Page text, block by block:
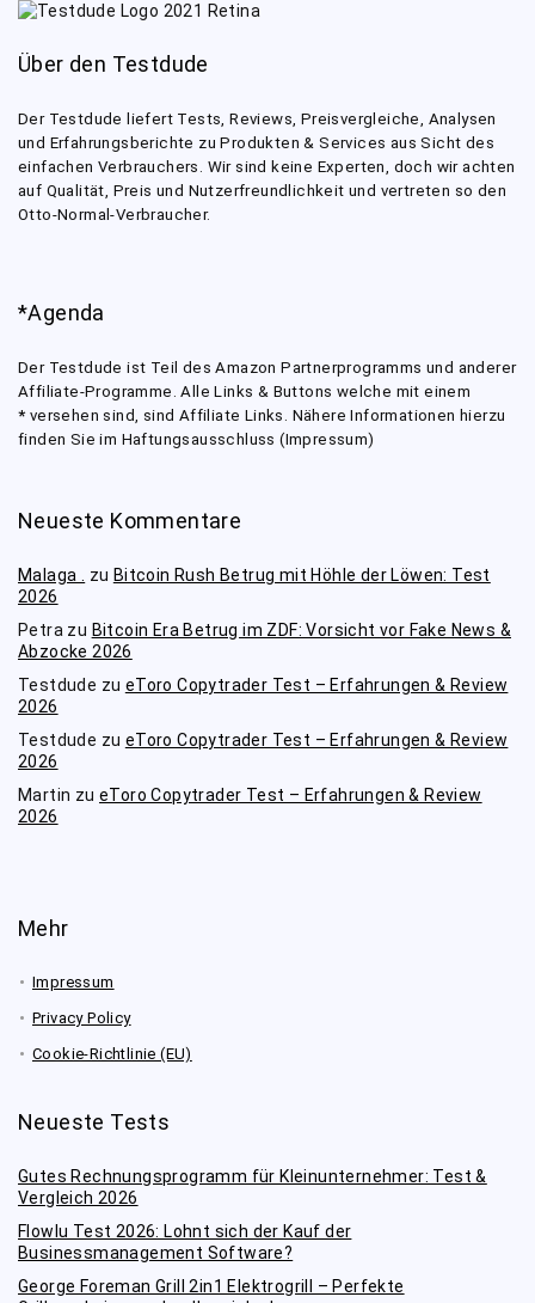
Über den Testdude
Der Testdude liefert Tests, Reviews, Preisvergleiche, Analysen
und Erfahrungsberichte zu Produkten & Services aus Sicht des
einfachen Verbrauchers. Wir sind keine Experten, doch wir achten
auf Qualität, Preis und Nutzerfreundlichkeit und vertreten so den
Otto-Normal-Verbraucher.
*Agenda
Der Testdude ist Teil des Amazon Partnerprogramms und anderer
Affiliate-Programme. Alle Links & Buttons welche mit einem
*versehen sind, sind Affiliate Links. Nähere Informationen hierzu
finden Sie im Haftungsausschluss (Impressum)
Neueste Kommentare
Malaga . zu Bitcoin Rush Betrug mit Höhle der Löwen: Test
2026
Petra zu Bitcoin Era Betrug im ZDF: Vorsicht vor Fake News &
Abzocke 2026
Testdude zu eToro Copytrader Test – Erfahrungen & Review
2026
Testdude zu eToro Copytrader Test – Erfahrungen & Review
2026
Martin zueToro Copytrader Test – Erfahrungen & Review
2026
Mehr
Impressum
Privacy Policy
Cookie-Richtlinie (EU)
Neueste Tests
Gutes Rechnungsprogramm für Kleinunternehmer: Test &
Vergleich 2026
Flowlu Test 2026: Lohnt sich der Kauf der
Businessmanagement Software?
George Foreman Grill 2in1 Elektrogrill – Perfekte